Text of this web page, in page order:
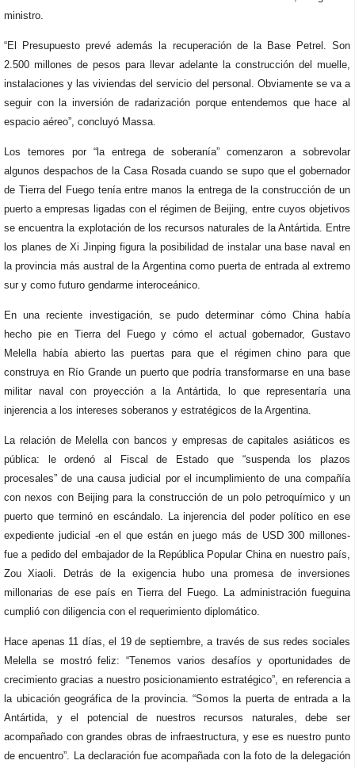
ministro.
“El Presupuesto prevé además la recuperación de la Base Petrel. Son
2.500 millones de pesos para llevar adelante la construcción del muelle,
instalaciones y las viviendas del servicio del personal. Obviamente se va a
seguir con la inversión de radarización porque entendemos que hace al
espacio aéreo”, concluyó Massa.
Los temores por “la entrega de soberanía” comenzaron a sobrevolar
algunos despachos de la Casa Rosada cuando se supo que el gobernador
de Tierra del Fuego tenía entre manos la entrega de la construcción de un
puerto a empresas ligadas con el régimen de Beijing, entre cuyos objetivos
se encuentra la explotación de los recursos naturales de la Antártida. Entre
los planes de Xi Jinping figura la posibilidad de instalar una base naval en
la provincia más austral de la Argentina como puerta de entrada al extremo
sur y como futuro gendarme interoceánico.
En una reciente investigación, se pudo determinar cómo China había
hecho pie en Tierra del Fuego y cómo el actual gobernador, Gustavo
Melella había abierto las puertas para que el régimen chino para que
construya en Río Grande un puerto que podría transformarse en una base
militar naval con proyección a la Antártida, lo que representaría una
injerencia a los intereses soberanos y estratégicos de la Argentina.
La relación de Melella con bancos y empresas de capitales asiáticos es
pública: le ordenó al Fiscal de Estado que “suspenda los plazos
procesales” de una causa judicial por el incumplimiento de una compañía
con nexos con Beijing para la construcción de un polo petroquímico y un
puerto que terminó en escándalo. La injerencia del poder político en ese
expediente judicial -en el que están en juego más de USD 300 millones-
fue a pedido del embajador de la República Popular China en nuestro país,
Zou Xiaoli. Detrás de la exigencia hubo una promesa de inversiones
millonarias de ese país en Tierra del Fuego. La administración fueguina
cumplió con diligencia con el requerimiento diplomático.
Hace apenas 11 días, el 19 de septiembre, a través de sus redes sociales
Melella se mostró feliz: “Tenemos varios desafíos y oportunidades de
crecimiento gracias a nuestro posicionamiento estratégico”, en referencia a
la ubicación geográfica de la provincia. “Somos la puerta de entrada a la
Antártida, y el potencial de nuestros recursos naturales, debe ser
acompañado con grandes obras de infraestructura, y ese es nuestro punto
de encuentro”. La declaración fue acompañada con la foto de la delegación